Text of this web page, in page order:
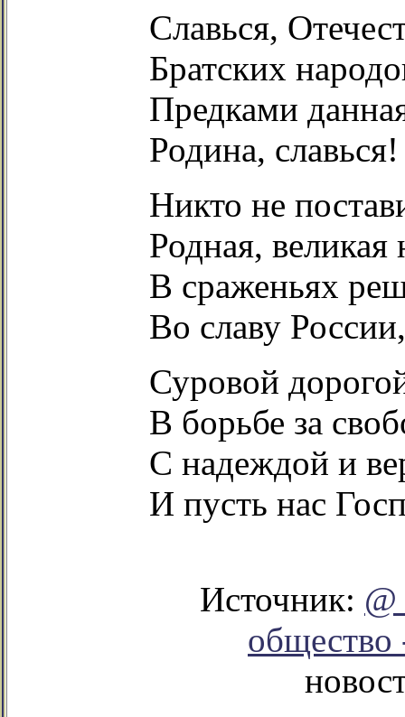
Славься,
Братских
Предками
Родина,
Никто не
Родная,
В сраженьях
Во славу
Суровой
В борьбе за
С надеждой и
И пусть нас
Источник: